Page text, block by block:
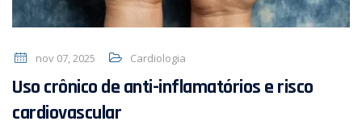
nov 07, 2025 Cardiologia
Uso crônico de anti-inflamatórios e risco
cardiovascular